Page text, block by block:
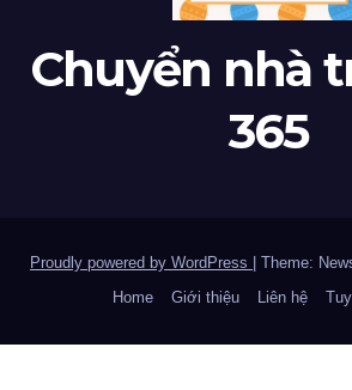
Chuyển nhà
365
Proudly powered by WordPress Theme:
Home
Giới thiệu Liên hệ